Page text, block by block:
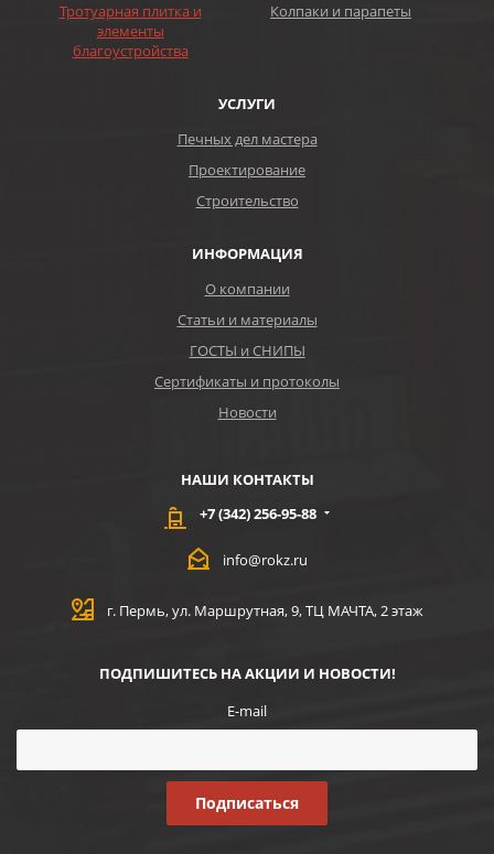
Тротуарная плитка и
элементы
благоустройства
Колпаки и парапеты
УСЛУГИ
Печных дел мастера
Проектирование
Строительство
ИНФОРМАЦИЯ
О компании
Статьи и материалы
ГОСТЫ и СНИПЫ
Сертификаты и протоколы
Новости
НАШИ КОНТАКТЫ
+7 (342) 256-95-88
info@rokz.ru
г. Пермь, ул. Маршрутная, 9, ТЦ МАЧТА, 2 этаж
ПОДПИШИТЕСЬ НА АКЦИИ И НОВОСТИ!
E-mail